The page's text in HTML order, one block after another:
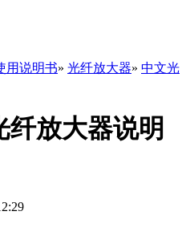
用说明书» 光纤放大器» 中文光
放大器说明